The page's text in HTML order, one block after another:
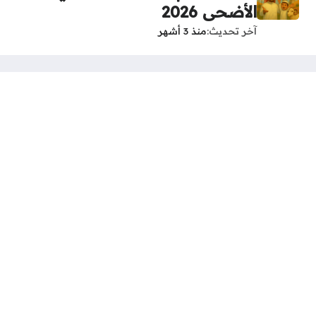
الأضحى 2026
آخر تحديث منذ 3 أشهر